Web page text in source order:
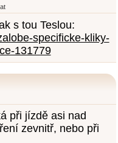
s tou Teslou:
specificke-kliky-
131779
při jízdě asi nad
zevnitř, nebo při